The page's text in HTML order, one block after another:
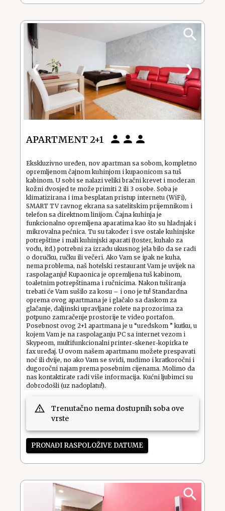
❮ ❯
APARTMENT 2+1
Ekskluzivno uređen, nov apartman sa sobom, kompletno
opremljenom čajnom kuhinjom i kupaonicom sa tuš
kabinom. U sobi se nalazi veliki bračni krevet i moderan
kožni dvosjed te može primiti 2 ili 3 osobe. Soba je
klimatizirana i ima besplatan pristup internetu (WiFi),
SMART TV ravnog ekrana sa satelitskim prijemnikom i
telefon sa direktnom linijom. Čajna kuhinja je
funkcionalno opremljena aparatima kao što su hladnjak i
mikrovalna pećnica. Tu su također i sve ostale kuhinjske
potrepštine i mali kuhinjski aparati (toster, kuhalo za
vodu, itd.) potrebni za izradu ukusnog jela bilo da se radi
o doručku, ručku ili večeri. Ako Vam se ipak ne kuha,
nema problema, naš hotelski restaurant Vam je uvijek na
raspolaganju! Kupaonica je opremljena tuš kabinom,
toaletnim potrepštinama i ručnicima. Nakon tuširanja
trebati će Vam sušilo za kosu – i ono je tu! Standardna
oprema ovog apartmana je i glačalo sa daskom za
glačanje, daljinski upravljane rolete na prozorima za
potpuno zamračenje prostorije te video portafon.
Posebnost ovog 2+1 apartmana je u “uredskom ” kutku, u
kojem Vam je na raspolaganju PC sa internet vezom i
Skypeom, multifunkcionalni printer-skener-kopirka te
fax uređaj. U ovom našem apartmanu možete prespavati
noć ili dvije, no ako Vam se svidi, nudimo i kratkoročni i
dugoročni najam prema posebnim cijenama. Molimo da
nas kontaktirate radi više informacija. Kućni ljubimci su
dobrodošli (uz nadoplatu!).
Trenutačno nema dostupnih soba ove
vrste
PRONAĐI RASPOLOŽIVE DATUME